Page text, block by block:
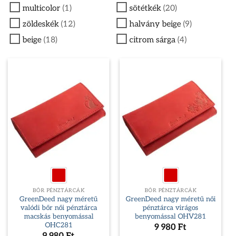
multicolor (1) sötétkék (20)
zöldeskék (12) halvány beige (9)
beige (18) citrom sárga (4)
BŐR PÉNZTÁRCÁK
GreenDeed nagy méretű
valódi bőr női pénztárca
macskás benyomással
OHC281
BŐR PÉNZTÁRCÁK
GreenDeed nagy méretű női
pénztárca virágos
benyomással OHV281
9 980 Ft